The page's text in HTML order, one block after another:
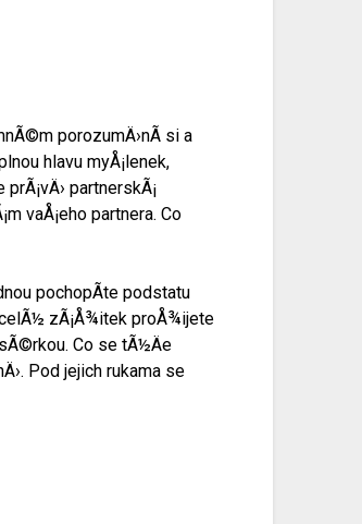
porozumÄ›nÃ­ si a
hlavu myÅ¡lenek,
partnerskÃ¡
vaÅ¡eho partnera. Co
pochopÃ­te podstatu
zÃ¡Å¾itek proÅ¾ijete
Co se tÃ½Äe
Pod jejich rukama se